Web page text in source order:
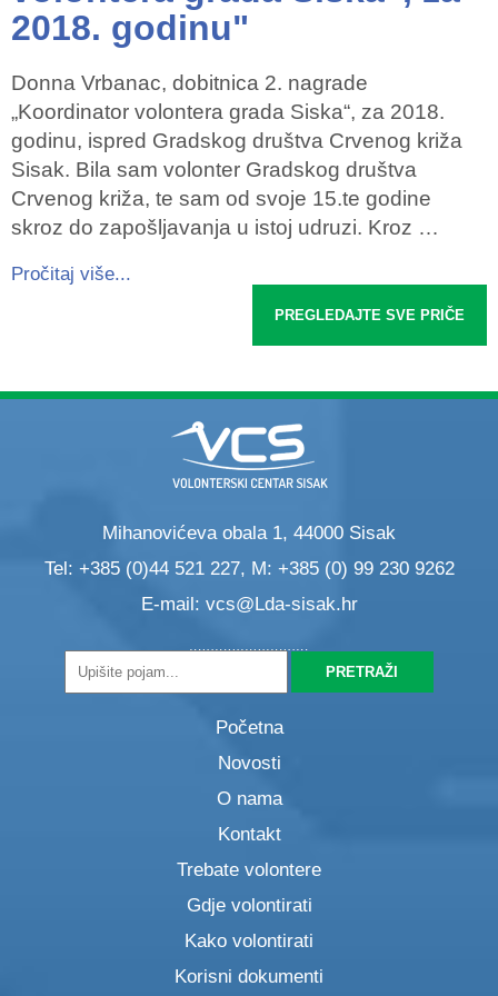
2018. godinu"
Donna Vrbanac, dobitnica 2. nagrade
„Koordinator volontera grada Siska“, za 2018.
godinu, ispred Gradskog društva Crvenog križa
Sisak. Bila sam volonter Gradskog društva
Crvenog križa, te sam od svoje 15.te godine
skroz do zapošljavanja u istoj udruzi. Kroz …
Pročitaj više...
PREGLEDAJTE SVE PRIČE
Mihanovićeva obala 1, 44000 Sisak
Tel: +385 (0)44 521 227, M: +385 (0) 99 230 9262
E-mail: vcs@Lda-sisak.hr
Početna
Novosti
O nama
Kontakt
Trebate volontere
Gdje volontirati
Kako volontirati
Korisni dokumenti